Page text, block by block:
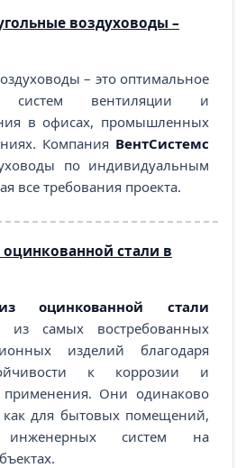
воздуховоды –
– это оптимальное
вентиляции и
в офисах, промышленных
Компания ВентСистемс
по индивидуальным
все требования проекта.
стали в
оцинкованной стали
из самых востребованных
изделий благодаря
к коррозии и
применения. Они одинаково
для бытовых помещений,
систем на